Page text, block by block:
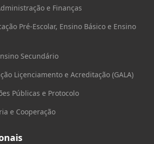
e Finanças
Pré-Escolar, Ensino Básico e Ensino
Secundário
Liçenciamento e Acreditação (GALA)
Públicas e Protocolo
e Cooperação